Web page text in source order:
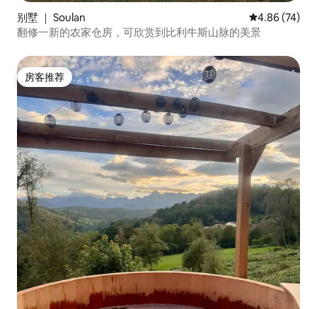
别墅 ｜ Soulan 平均评分
4.86 (74)
翻修一新的农家仓房，可欣赏到比利牛斯山脉的美景
房客推荐
房客推荐